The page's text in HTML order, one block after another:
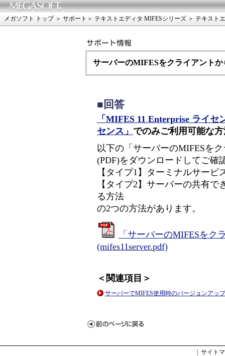
メガソフト トップ＞ サポート ＞ テキストエディタ MIFESシリーズ ＞ テキスト
サーバーのMIFESをクライアント
■回答
「MIFES 11 Enterprise ライセ
センス」 でのみご利用可能な
以下の「サーバーのMIFESを
(PDF)をダウンロードしてご確
【タイプ1】ターミナルサー
【タイプ2】サーバーの共有
る方法
の2つの方法があります。
「サーバーのMIFESを
(mifes11server.pdf)
＜関連項目＞
サーバーでMIFES使用時のバージョンアッ
サイト